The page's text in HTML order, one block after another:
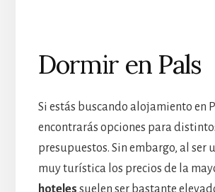
Dormir en Pals
Si estás buscando alojamiento en
encontrarás opciones para
presupuestos. Sin embargo, al ser
muy turística los precios de la
hoteles suelen ser bastante